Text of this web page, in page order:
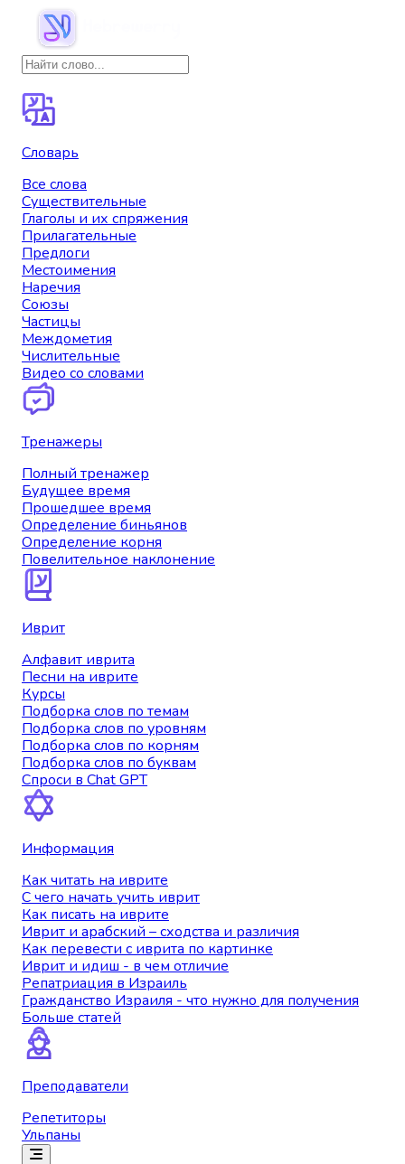
Словарь
Все слова
Существительные
Глаголы и их спряжения
Прилагательные
Предлоги
Местоимения
Наречия
Союзы
Частицы
Междометия
Числительные
Видео со словами
Тренажеры
Полный тренажер
Будущее время
Прошедшее время
Определение биньянов
Определение корня
Повелительное наклонение
Иврит
Алфавит иврита
Песни на иврите
Курсы
Подборка слов по темам
Подборка слов по уровням
Подборка слов по корням
Подборка слов по буквам
Спроси в Chat GPT
Информация
Как читать на иврите
С чего начать учить иврит
Как писать на иврите
Иврит и арабский – сходства и различия
Как перевести с иврита по картинке
Иврит и идиш - в чем отличие
Репатриация в Израиль
Гражданство Израиля - что нужно для получения
Больше статей
Преподаватели
Репетиторы
Ульпаны